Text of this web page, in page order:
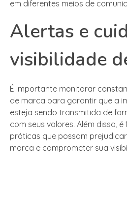
em diferentes meios de
Alertas e
visibilidade
É importante monitorar
de marca para garantir que a
esteja sendo transmitida de
com seus valores. Além disso,
práticas que possam
marca e comprometer sua